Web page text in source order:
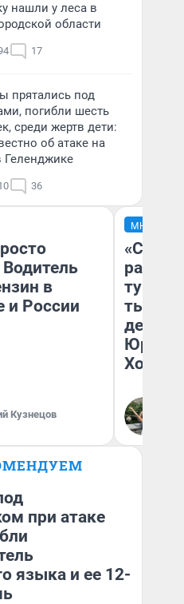
нашли у леса в
области
17
прятались под
погибли шесть
среди жертв дети:
об атаке на
Геленджике
36
Водитель
в
и России
Кузнецов
МНЕНИЕ
тысяч,
день
при атаке
языка и ее 12-